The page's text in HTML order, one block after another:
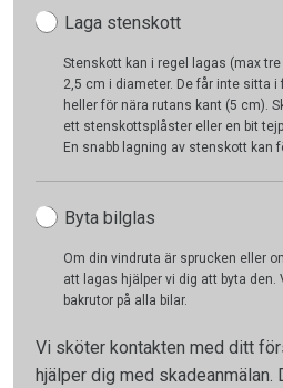
Laga stenskott
Stenskott kan i regel lagas (max
2,5 cm i diameter. De får inte sitta
heller för nära rutans kant (5 cm).
ett stenskottsplåster eller en bit
En snabb lagning av stenskott kan
Byta bilglas
Om din vindruta är sprucken eller
att lagas hjälper vi dig att byta den.
bakrutor på alla bilar.
Vi sköter kontakten med ditt
hjälper dig med skadeanmälan.